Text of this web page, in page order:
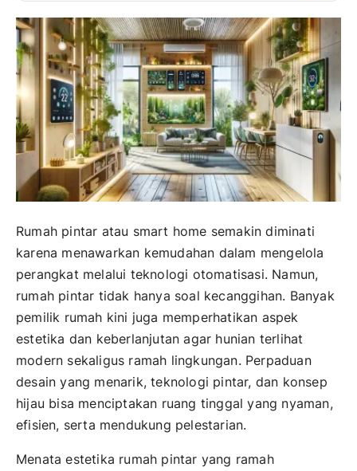
Rumah pintar atau smart home semakin diminati
karena menawarkan kemudahan dalam mengelola
perangkat melalui teknologi otomatisasi. Namun,
rumah pintar tidak hanya soal kecanggihan. Banyak
pemilik rumah kini juga memperhatikan aspek
estetika dan keberlanjutan agar hunian terlihat
modern sekaligus ramah lingkungan. Perpaduan
desain yang menarik, teknologi pintar, dan konsep
hijau bisa menciptakan ruang tinggal yang nyaman,
efisien, serta mendukung pelestarian.
Menata estetika rumah pintar yang ramah